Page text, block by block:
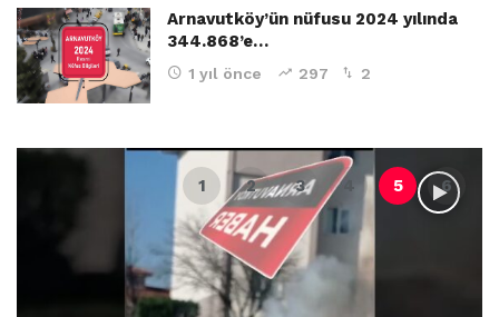
Arnavutköy’ün nüfusu 2024 yılında
344.868’e…
1 yıl önce 297 2